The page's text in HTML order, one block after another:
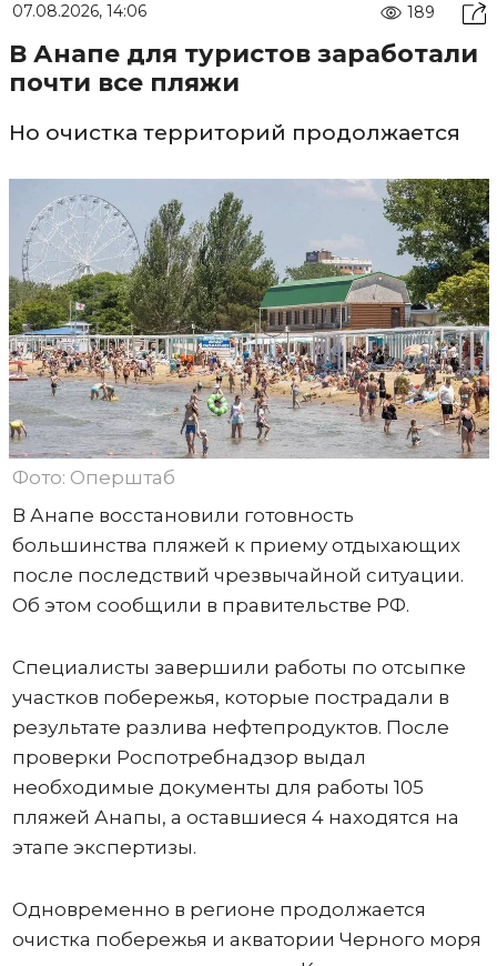
07.08.2026, 14:06 189
В Анапе для туристов заработали
почти все пляжи
Но очистка территорий продолжается
Фото: Оперштаб
В Анапе восстановили готовность
большинства пляжей к приему отдыхающих
после последствий чрезвычайной ситуации.
Об этом сообщили в правительстве РФ.
Специалисты завершили работы по отсыпке
участков побережья, которые пострадали в
результате разлива нефтепродуктов. После
проверки Роспотребнадзор выдал
необходимые документы для работы 105
пляжей Анапы, а оставшиеся 4 находятся на
этапе экспертизы.
Одновременно в регионе продолжается
очистка побережья и акватории Черного моря